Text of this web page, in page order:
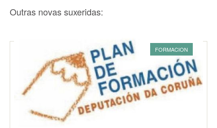
Outras novas suxeridas:
FORMACION